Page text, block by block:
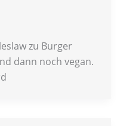
zu Burger
dann noch vegan.